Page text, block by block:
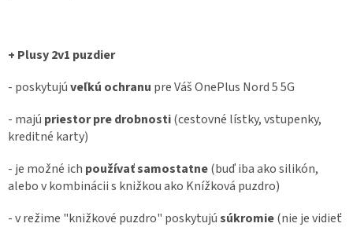
+ Plusy 2v1 puzdier
- poskytujúveľkú ochranu pre Váš OnePlus Nord 5 5G
- majú priestor pre drobnosti(cestovné lístky, vstupenky,
kreditné karty)
- je možné ich používať samostatne(buď iba ako silikón,
alebo v kombinácii s knižkou ako Knížková puzdro)
- v režime "knižkové puzdro" poskytujúsúkromie(nie je vidieť